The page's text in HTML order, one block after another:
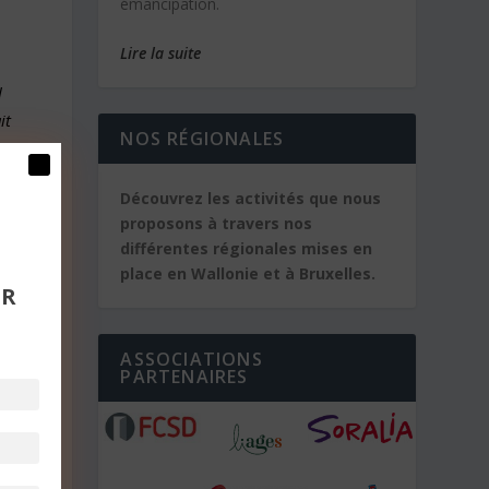
Lire la suite
NOS RÉGIONALES
Découvrez les activités que nous
proposons à travers nos
différentes régionales mises en
place en Wallonie et à Bruxelles.
ASSOCIATIONS
PARTENAIRES